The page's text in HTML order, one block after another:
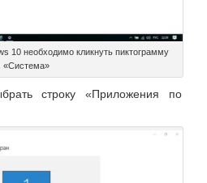
10 необходимо кликнуть пиктограмму
«Система»
строку «Приложения по